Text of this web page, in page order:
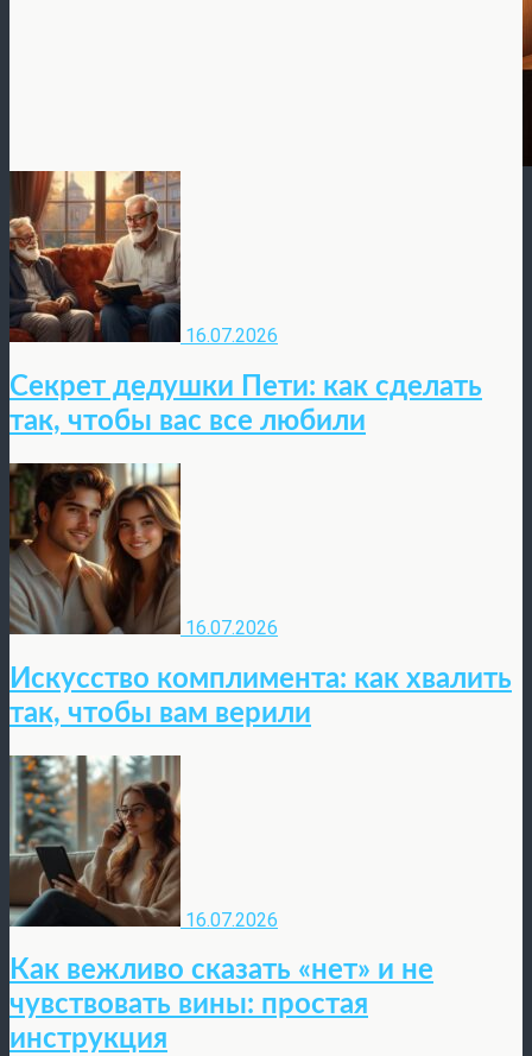
16.07.2026
Секрет дедушки Пети: как сделать
так, чтобы вас все любили
16.07.2026
Искусство комплимента: как хвалить
так, чтобы вам верили
16.07.2026
Как вежливо сказать «нет» и не
чувствовать вины: простая
инструкция